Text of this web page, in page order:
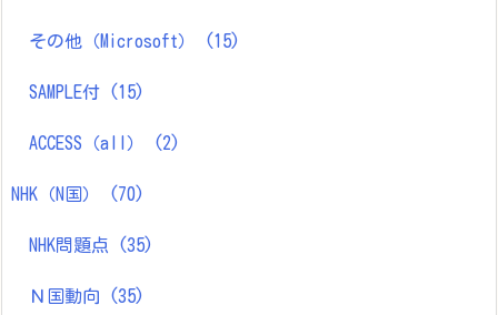
その他（Microsoft） (15)
SAMPLE付 (15)
ACCESS（all） (2)
NHK（N国） (70)
NHK問題点 (35)
Ｎ国動向 (35)